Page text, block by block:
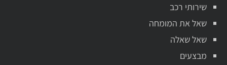
שירותי רכב
שאל את המומחה
שאל שאלה
מבצעים